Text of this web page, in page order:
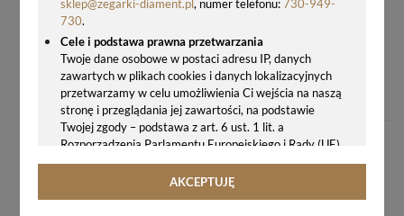
sklep@zegarki-diament.pl, numer telefonu:730-949-
730.
Cele i podstawa prawna przetwarzania
Twoje dane osobowe w postaci adresu IP, danych
zawartych w plikach cookies i danych lokalizacyjnych
przetwarzamy w celu umożliwienia Ci wejścia na naszą
stronę i przeglądania jej zawartości, na podstawie
Twojej zgody – podstawa z art. 6 ust. 1 lit. a
Rozporządzenia Parlamentu Europejskiego i Rady (UE)
2016/679 z 27.04.2016 r. w sprawie ochrony osób
fizycznych w związku z przetwarzaniem danych
AKCEPTUJĘ
63,00 zł